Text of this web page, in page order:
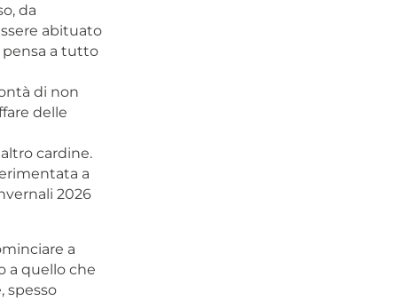
da
abituato
pensa a tutto
di non
delle
cardine.
a
2026
a
a quello che
spesso